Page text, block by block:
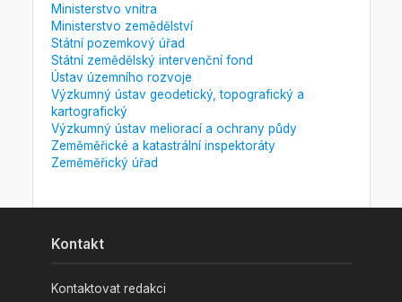
Ministerstvo vnitra
Ministerstvo zemědělství
Státní pozemkový úřad
Státní zemědělský intervenční fond
Ústav územního rozvoje
Výzkumný ústav geodetický, topografický a
kartografický
Výzkumný ústav meliorací a ochrany půdy
Zeměměřické a katastrální inspektoráty
Zeměměřický úřad
Kontakt
Kontaktovat redakci